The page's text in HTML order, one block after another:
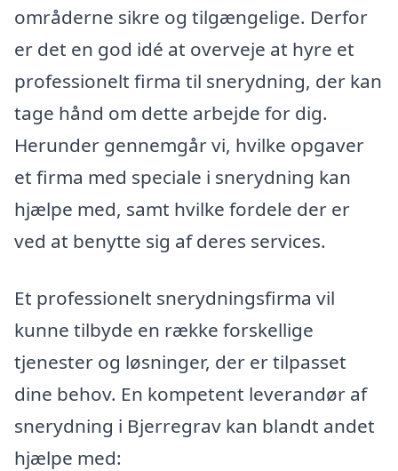
områderne sikre og tilgængelige. Derfor
er det en god idé at overveje at hyre et
professionelt firma til snerydning, der kan
tage hånd om dette arbejde for dig.
Herunder gennemgår vi, hvilke opgaver
et firma med speciale i snerydning kan
hjælpe med, samt hvilke fordele der er
ved at benytte sig af deres services.
Et professionelt snerydningsfirma vil
kunne tilbyde en række forskellige
tjenester og løsninger, der er tilpasset
dine behov. En kompetent leverandør af
snerydning i Bjerregrav kan blandt andet
hjælpe med: